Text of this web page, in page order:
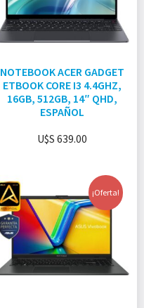
NOTEBOOK ACER GADGET
ETBOOK CORE I3 4.4GHZ,
16GB, 512GB, 14″ QHD,
ESPAÑOL
U$S 639.00
¡Oferta!